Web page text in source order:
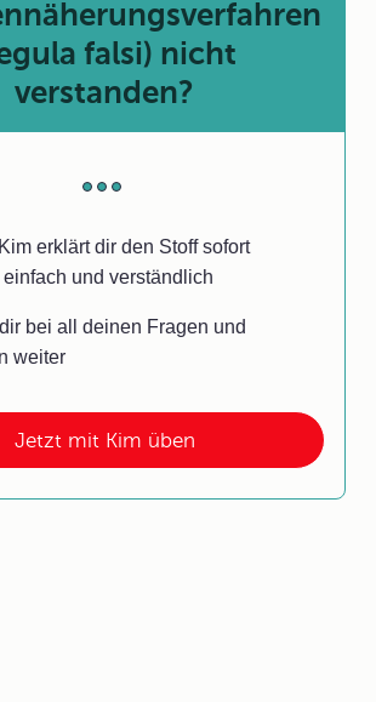
Jetzt mit Kim üben
falsi) nicht
verstanden?
erklärt dir den Stoff sofort
und verständlich
bei all deinen Fragen und
weiter